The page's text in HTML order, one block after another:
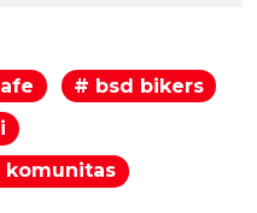
# bsd bikers
komunitas